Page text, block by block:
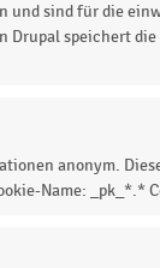
und sind für die
Drupal speichert
anonym.
Name: _pk_*.*